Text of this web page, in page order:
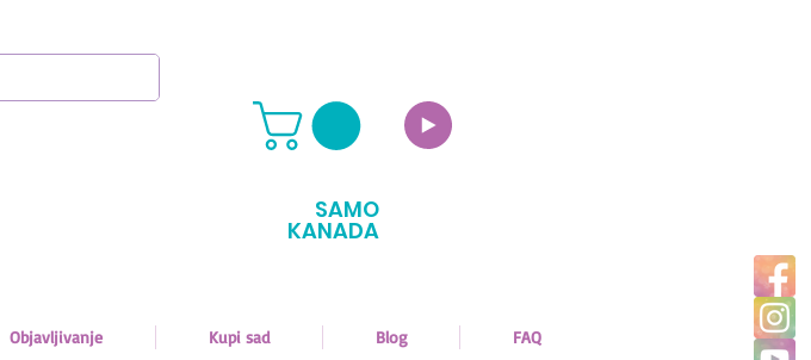
SAMO
KANADA
Objavljivanje Kupi sad Blog FAQ